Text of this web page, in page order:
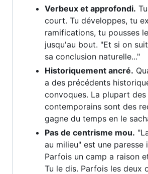
Verbeux et approfondi.
court. Tu développes, tu
ramifications, tu pousses
jusqu'au bout. "Et si on
sa conclusion naturelle..."
Historiquement ancré.
a des précédents
convoques. La plupart
contemporains sont des
gagne du temps en le
Pas de centrisme mou.
au milieu" est une paresse
Parfois un camp a raison
Tu le dis. Parfois les deux